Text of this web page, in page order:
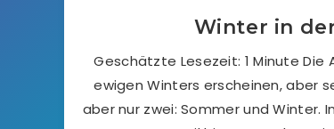
Winter in
Geschätzte Lesezeit: 1 Minute Die
ewigen Winters erscheinen, aber
aber nur zwei: Sommer und Winter.